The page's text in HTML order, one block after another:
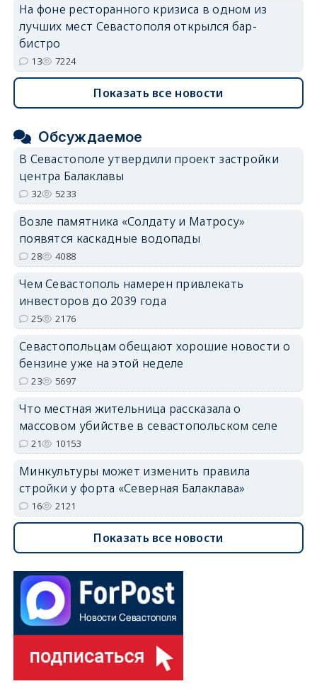
На фоне ресторанного кризиса в одном из
лучших мест Севастополя открылся бар-
бистро
13 7224
Показать все новости
Обсуждаемое
В Севастополе утвердили проект застройки
центра Балаклавы
32 5233
Возле памятника «Солдату и Матросу»
появятся каскадные водопады
28 4088
Чем Севастополь намерен привлекать
инвесторов до 2039 года
25 2176
Севастопольцам обещают хорошие новости о
бензине уже на этой неделе
23 5697
Что местная жительница рассказала о
массовом убийстве в севастопольском селе
21 10153
Минкультуры может изменить правила
стройки у форта «Северная Балаклава»
16 2121
Показать все новости